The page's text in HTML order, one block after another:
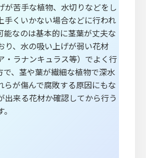
が苦手な植物、水切りなどをし
手くいかない場合などに行われ
能なのは基本的に茎葉が丈夫な
り、水の吸い上げが弱い花材
・ラナンキュラス等）でよく行
で、茎や葉が繊細な植物で深水
らが傷んで腐敗する原因にもな
出来る花材か確認してから行う